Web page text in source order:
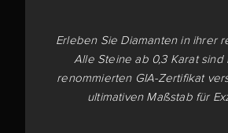
Erleben Sie Diamanten in ihrer
Alle Steine ab 0,3 Karat sind
renommierten GIA-Zertifikat
ultimativen Maßstab für